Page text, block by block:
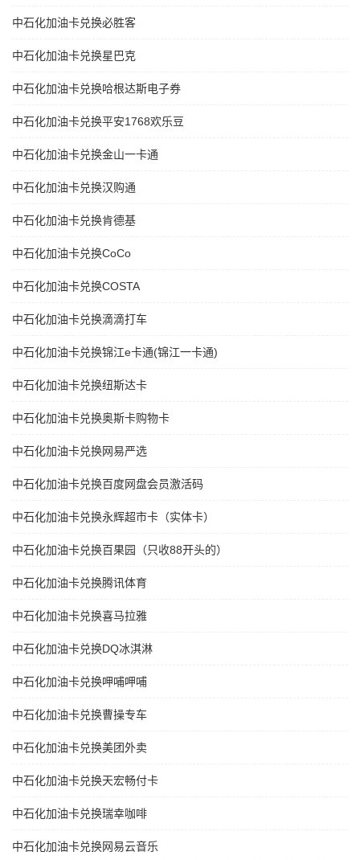
中石化加油卡兑换必胜客
中石化加油卡兑换星巴克
中石化加油卡兑换哈根达斯电子券
中石化加油卡兑换平安1768欢乐豆
中石化加油卡兑换金山一卡通
中石化加油卡兑换汉购通
中石化加油卡兑换肯德基
中石化加油卡兑换CoCo
中石化加油卡兑换COSTA
中石化加油卡兑换滴滴打车
中石化加油卡兑换锦江e卡通(锦江一卡通)
中石化加油卡兑换纽斯达卡
中石化加油卡兑换奥斯卡购物卡
中石化加油卡兑换网易严选
中石化加油卡兑换百度网盘会员激活码
中石化加油卡兑换永辉超市卡（实体卡）
中石化加油卡兑换百果园（只收88开头的）
中石化加油卡兑换腾讯体育
中石化加油卡兑换喜马拉雅
中石化加油卡兑换DQ冰淇淋
中石化加油卡兑换呷哺呷哺
中石化加油卡兑换曹操专车
中石化加油卡兑换美团外卖
中石化加油卡兑换天宏畅付卡
中石化加油卡兑换瑞幸咖啡
中石化加油卡兑换网易云音乐